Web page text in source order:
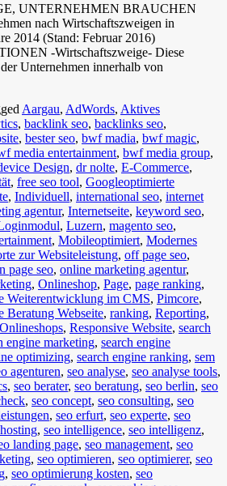
UNTERNEHMEN BRAUCHEN
nach Wirtschaftszweigen in
2014 (Stand: Februar 2016)
-Wirtschaftszweige- Diese
Unternehmen innerhalb von
Aargau, AdWords, Aktives
, backlink seo, backlinks seo,
, bester seo, bwf madia, bwf magic,
media entertainment, bwf media group,
Design, dr nolte, E-Commerce,
, free seo tool, Googleoptimierte
, Individuell, international seo, internet
agentur, Internetseite, keyword seo,
, Luzern, magento seo,
, Mobileoptimiert, Modernes
zur Websiteleistung, off page seo,
page seo, online marketing agentur,
, Onlineshop, Page, page ranking,
Weiterentwicklung im CMS, Pimcore,
Beratung Webseite, ranking, Reporting,
, Responsive Website, search
engine marketing, search engine
optimizing, search engine ranking, sem
agenturen, seo analyse, seo analyse tools,
, seo berater, seo beratung, seo berlin, seo
, seo concept, seo consulting, seo
, seo erfurt, seo experte, seo
, seo intelligence, seo intelligenz,
landing page, seo management, seo
, seo optimieren, seo optimierer, seo
, seo optimierung kosten, seo